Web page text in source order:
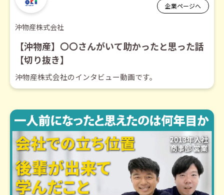
企業ページへ
沖物産株式会社
【沖物産】〇〇さんがいて助かったと思った話
【切り抜き】
沖物産株式会社のインタビュー動画です。